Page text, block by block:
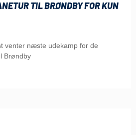
TIL BRØNDBY FOR KUN
venter næste udekamp for de
Brøndby